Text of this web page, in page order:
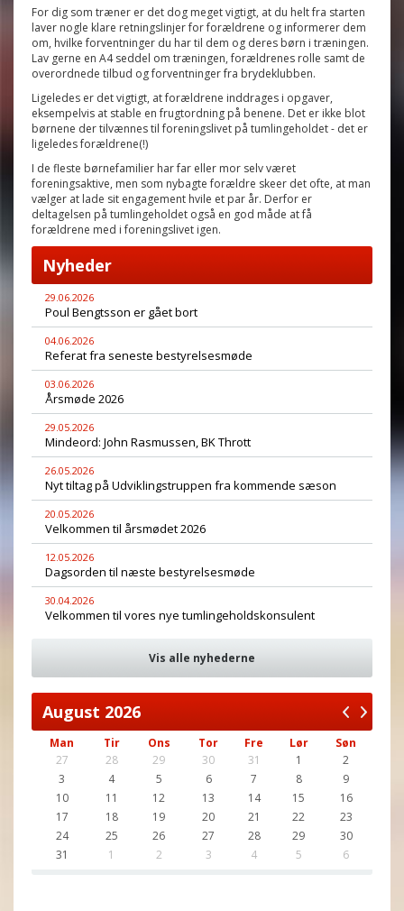
For dig som træner er det dog meget vigtigt, at du helt fra starten
laver nogle klare retningslinjer for forældrene og informerer dem
om, hvilke forventninger du har til dem og deres børn i træningen.
Lav gerne en A4 seddel om træningen, forældrenes rolle samt de
overordnede tilbud og forventninger fra brydeklubben.
Ligeledes er det vigtigt, at forældrene inddrages i opgaver,
eksempelvis at stable en frugtordning på benene. Det er ikke blot
børnene der tilvænnes til foreningslivet på tumlingeholdet - det er
ligeledes forældrene(!)
I de fleste børnefamilier har far eller mor selv været
foreningsaktive, men som nybagte forældre skeer det ofte, at man
vælger at lade sit engagement hvile et par år. Derfor er
deltagelsen på tumlingeholdet også en god måde at få
forældrene med i foreningslivet igen.
Nyheder
29.06.2026
Poul Bengtsson er gået bort
04.06.2026
Referat fra seneste bestyrelsesmøde
03.06.2026
Årsmøde 2026
29.05.2026
Mindeord: John Rasmussen, BK Thrott
26.05.2026
Nyt tiltag på Udviklingstruppen fra kommende sæson
20.05.2026
Velkommen til årsmødet 2026
12.05.2026
Dagsorden til næste bestyrelsesmøde
30.04.2026
Velkommen til vores nye tumlingeholdskonsulent
Vis alle nyhederne
August 2026
Man Tir Ons Tor Fre Lør
Søn
27
28 29 30 31 1
2
3
4 5 6 7 8
9
10
11 12 13 14 15
16
17
18 19 20 21 22
23
24
25 26 27 28 29
30
31
1 2 3 4 5 6